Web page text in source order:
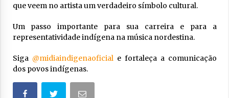
que veem no artista um verdadeiro símbolo cultural.
Um passo importante para sua carreira e para a
representatividade indígena na música nordestina.
Siga @midiaindigenaoficiale fortaleça a comunicação
dos povos indígenas.